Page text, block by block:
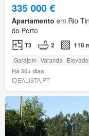
335 000 €
Apartamento em Rio
do Porto
T3 2 110
Garajem Varanda
Há 30+ dias
IDEALISTA.PT